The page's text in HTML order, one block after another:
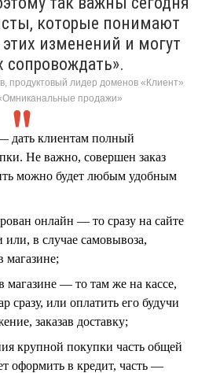
которые понимают
изменений и могут
сопровождать».
продуктовый лидер доменов «Клиент»
продажи»
дать клиентам полный
Не важно, совершен заказ
можно будет любым удобным
онлайн — то сразу на сайте
в случае самовывоза,
магазине;
магазине — то там же на кассе,
сразу, или оплатить его будучи
заказав доставку;
крупной покупки часть общей
оформить в кредит, часть —